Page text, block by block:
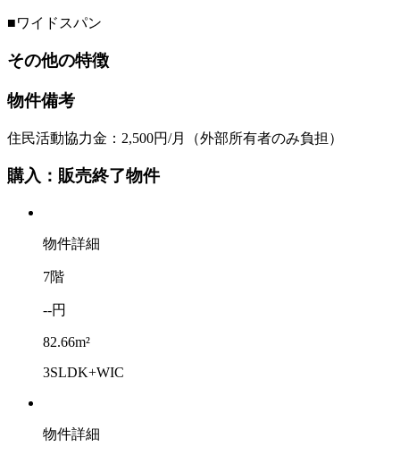
■ワイドスパン
その他の特徴
物件備考
住民活動協力金：2,500円/月（外部所有者のみ負担）
購入：販売終了物件
物件詳細
7階
--円
82.66m²
3SLDK+WIC
物件詳細